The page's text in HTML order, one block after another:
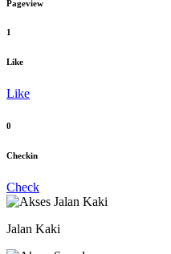
Pageview
1
Like
Like
0
Checkin
Check
Jalan Kaki